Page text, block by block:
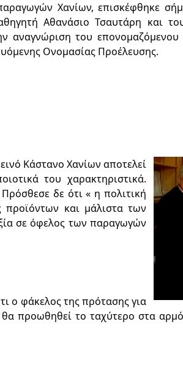
Χανίων, επισκέφθηκε
Αθανάσιο Τσαυτάρη και
αναγνώριση του
Ονομασίας Προέλευσης.
Κάστανο Χανίων αποτελεί
του χαρακτηριστικά.
δε ότι « η πολιτική
προϊόντων και μάλιστα των
σε όφελος των παραγωγών
ο φάκελος της πρότασης για
προωθηθεί το ταχύτερο στα